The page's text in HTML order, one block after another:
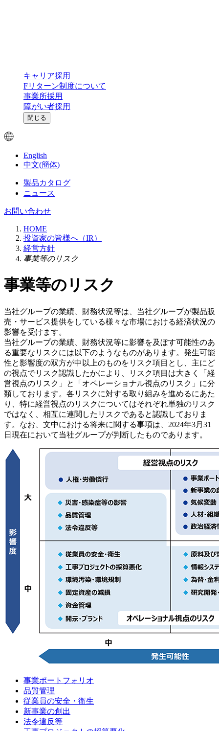
キャリア採用
Fリターン制度について
事業所採用
障がい者採用
閉じる
English
中文(簡体)
製品カタログ
ニュース
お問い合わせ
HOME
投資家の皆様へ（IR）
経営方針
事業等のリスク
事業等のリスク
当社グループの業績、財務状況等は、当社グループが製品販
売・サービス提供をしている様々な市場における経済状況の
影響を受けます。
当社グループの業績、財務状況等に影響を及ぼす可能性のあ
る重要なリスクには以下のようなものがあります。発生可能
性と影響度の双方が中以上のものをリスク項目とし、主にど
の視点でリスク認識したかにより、リスク項目は大きく「経
営視点のリスク」と「オペレーショナル視点のリスク」に分
類しております。各リスクに対する取り組みを進めるにあた
り、特に経営視点のリスクについてはそれぞれ単独のリスク
ではなく、相互に連関したリスクであると認識しておりま
す。なお、文中における将来に関する事項は、2024年3月31
日現在において当社グループが判断したものであります。
事業ポートフォリオ
品質管理
従業員の安全・衛生
新事業の創出
法令違反等